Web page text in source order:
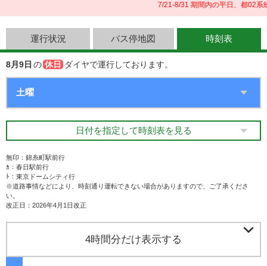
7/21-8/31 期間内の平日、都02系
運行状況 バス停地図 時刻表
8月9日 の 休日 ダイヤで運行しております。
日付を指定して時刻表を見る
無印：錦糸町駅前行
ｶ：春日駅前行
ﾄ：東京ドームシティ行
※道路事情などにより、時刻通り運転できない場合がありますので、ご了承くださ
い。
改正日：2026年4月1日改正
4時間分だけ表示する 